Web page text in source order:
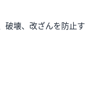
破壊、改ざんを防止す